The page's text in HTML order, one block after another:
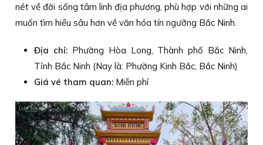
nét về đời sống tâm linh địa phương, phù hợp với những ai
muốn tìm hiểu sâu hơn về văn hóa tín ngưỡng Bắc Ninh.
Địa chỉ: Phường Hòa Long, Thành phố Bắc Ninh,
Tỉnh Bắc Ninh (Nay là: Phường Kinh Bắc, Bắc Ninh)
Giá vé tham quan: Miễn phí